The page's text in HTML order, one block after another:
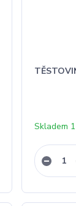
Skladem